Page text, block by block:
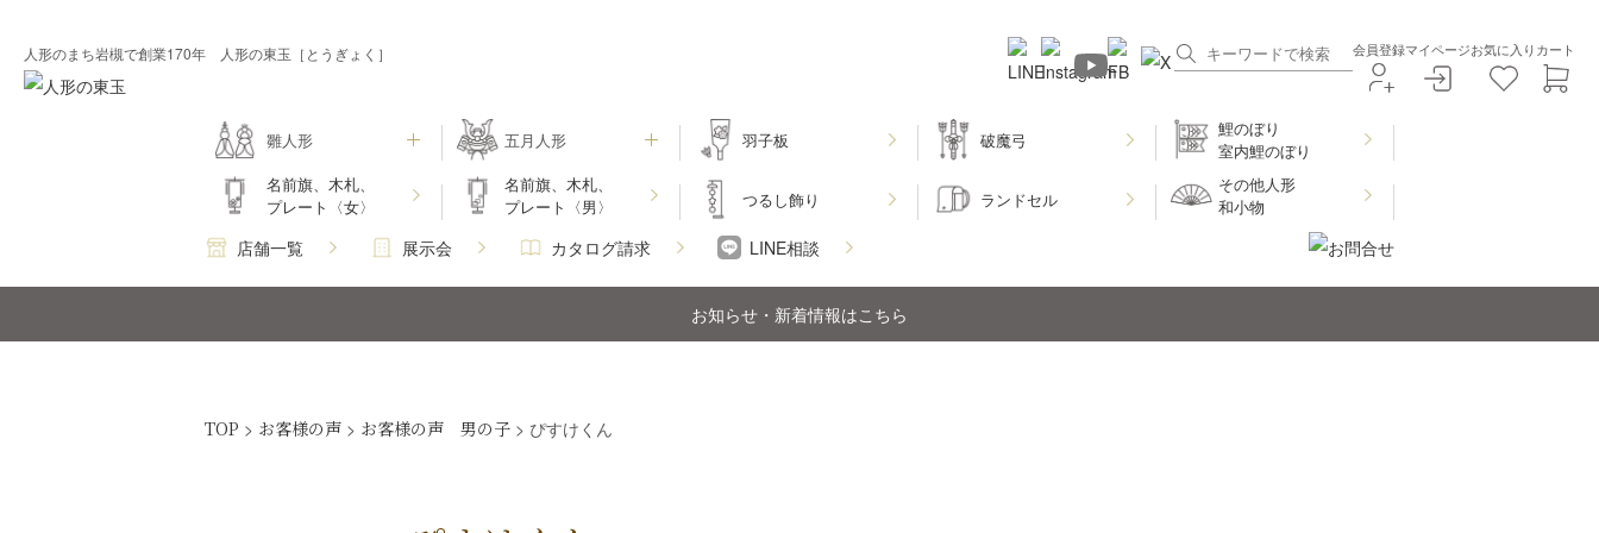
人形のまち岩槻で創業170年 人形の東玉［とうぎょく］ 会員登録マイページお気に入りカート
雛人形 五月人形 羽子板 破魔弓
鯉のぼり
室内鯉のぼり
名前旗、木札、
プレート〈女〉
名前旗、木札、
プレート〈男〉
つるし飾り ランドセル
その他人形
和小物
店舗一覧 展示会 カタログ請求 LINE相談
お知らせ・新着情報はこちら
TOP > お客様の声 > お客様の声 男の子 > ぴすけくん